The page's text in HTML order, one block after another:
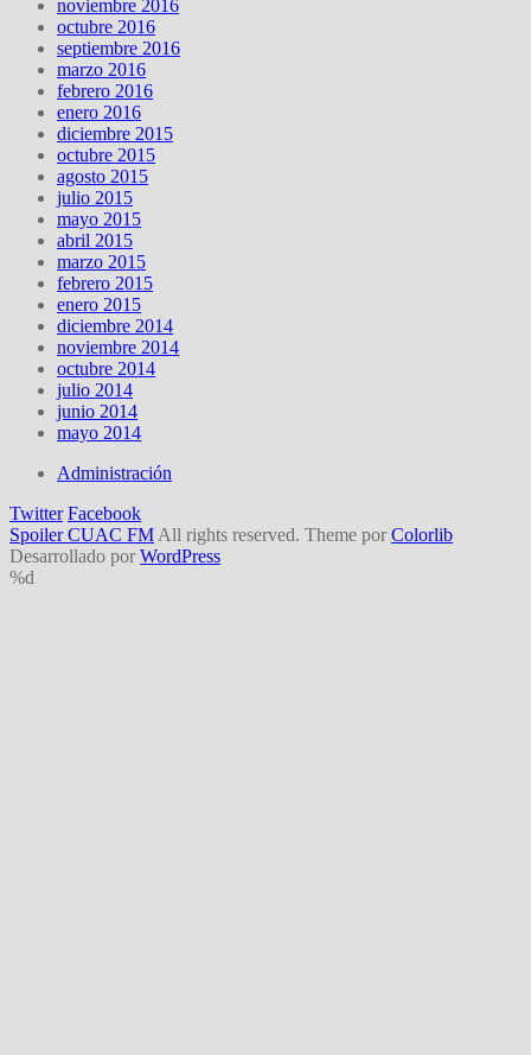
noviembre 2016
octubre 2016
septiembre 2016
marzo 2016
febrero 2016
enero 2016
diciembre 2015
octubre 2015
agosto 2015
julio 2015
mayo 2015
abril 2015
marzo 2015
febrero 2015
enero 2015
diciembre 2014
noviembre 2014
octubre 2014
julio 2014
junio 2014
mayo 2014
Administración
Twitter Facebook
Spoiler CUAC FM All rights reserved. Theme por Colorlib
Desarrollado por WordPress
%d